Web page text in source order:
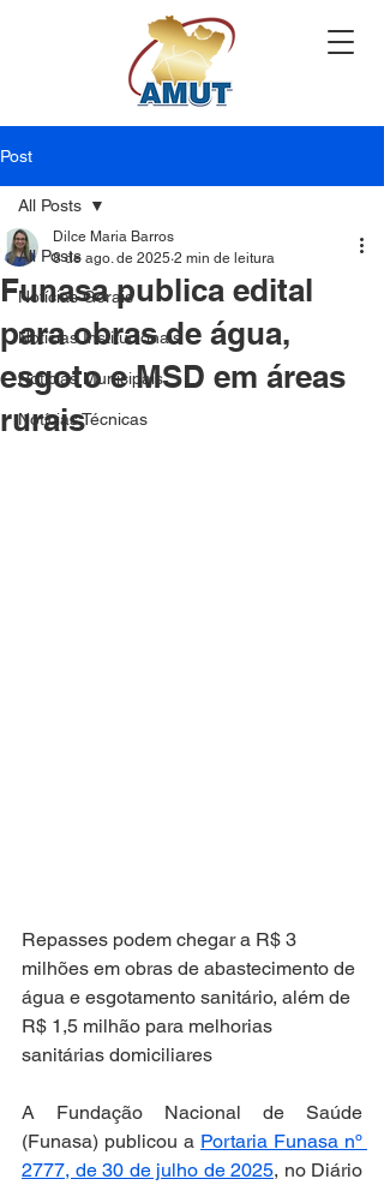
Post
All Posts
Notícias Gerais
Notícias Institucionais
Notícias Municipais
Notícias Técnicas
All Posts
Funasa publica edital
para obras de água,
esgoto e MSD em áreas
rurais
Dilce Maria Barros
8 de ago. de 2025 2 min de leitura
Repasses podem chegar a R$ 3
milhões em obras de abastecimento de
água e esgotamento sanitário, além de
R$ 1,5 milhão para melhorias
sanitárias domiciliares
A Fundação Nacional de Saúde
(Funasa) publicou a Portaria Funasa nº
2777, de 30 de julho de 2025, no Diário